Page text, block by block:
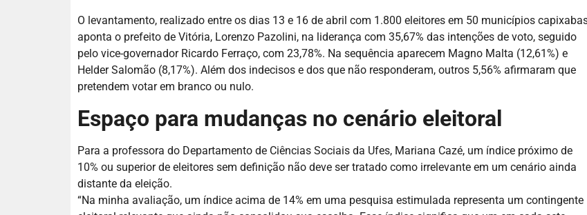
O levantamento, realizado entre os dias 13 e 16 de abril com 1.800 eleitores em 50 municípios
aponta o prefeito de Vitória, Lorenzo Pazolini, na liderança com 35,67% das intenções de voto, seguido
pelo vice-governador Ricardo Ferraço, com 23,78%. Na sequência aparecem Magno Malta (12,61%) e
Helder Salomão (8,17%). Além dos indecisos e dos que não responderam, outros 5,56% afirmaram que
pretendem votar em branco ou nulo.
Espaço para mudanças no cenário eleitoral
Para a professora do Departamento de Ciências Sociais da Ufes, Mariana Cazé, um índice próximo de
10% ou superior de eleitores sem definição não deve ser tratado como irrelevante em um cenário ainda
distante da eleição.
“Na minha avaliação, um índice acima de 14% em uma pesquisa estimulada representa um contingente